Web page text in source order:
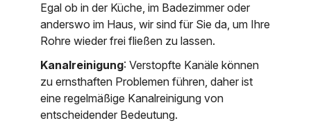
Egal ob in der Küche, im Badezimmer oder
anderswo im Haus, wir sind für Sie da, um Ihre
Rohre wieder frei fließen zu lassen.
Kanalreinigung: Verstopfte Kanäle können
zu ernsthaften Problemen führen, daher ist
eine regelmäßige Kanalreinigung von
entscheidender Bedeutung.